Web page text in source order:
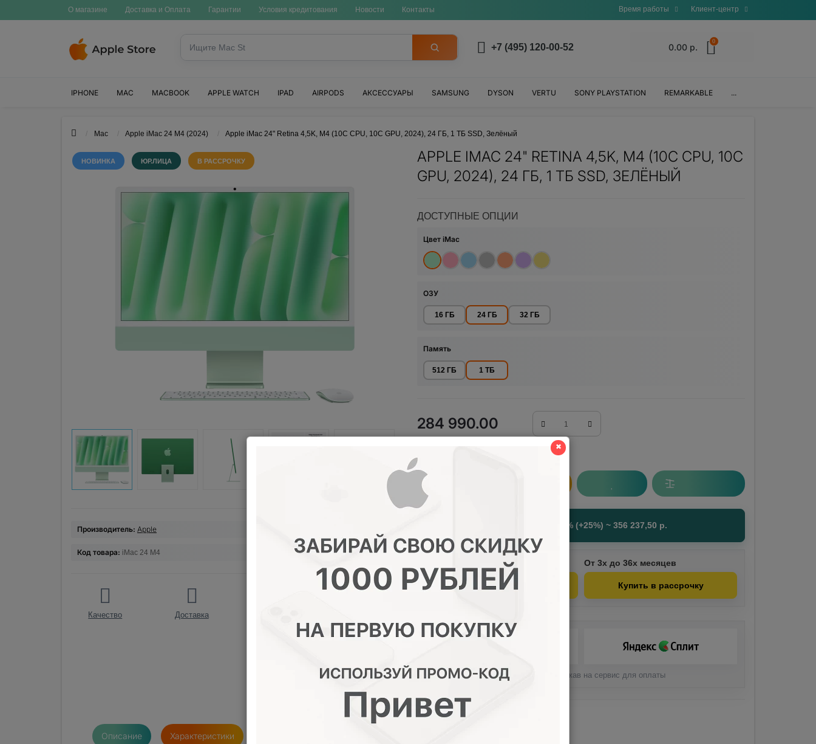
О магазине Доставка и Оплата Гарантии Условия кредитования Новости Контакты Время работы Клиент-центр
+7 (495) 120-00-52 0.00 р.
0
IPHONE MAC MACBOOK APPLE WATCH IPAD AIRPODS АКСЕССУАРЫ SAMSUNG DYSON VERTU SONY PLAYSTATION REMARKABLE ...
Mac Apple iMac 24 M4 (2024) Apple iMac 24" Retina 4,5K, M4 (10C CPU, 10C GPU, 2024), 24 ГБ, 1 ТБ SSD, Зелёный
НОВИНКА ЮР.ЛИЦА В РАССРОЧКУ
Производитель: Apple
Код товара: iMac 24 M4
Качество Доставка
APPLE IMAC 24" RETINA 4,5K, M4 (10C CPU, 10C
GPU, 2024), 24 ГБ, 1 ТБ SSD, ЗЕЛЁНЫЙ
ДОСТУПНЫЕ ОПЦИИ
Цвет iMac
ОЗУ
16 ГБ 24 ГБ 32 ГБ
Память
512 ГБ 1 ТБ
284 990.00
Купить с НДС 22% (+25%) ~ 356 237,50 р.
р. в месяц
Купить в кредит
От 3х до 36х месяцев
Купить в рассрочку
Узнайте детали, нажав на сервис для оплаты
Описание Характеристики
✖